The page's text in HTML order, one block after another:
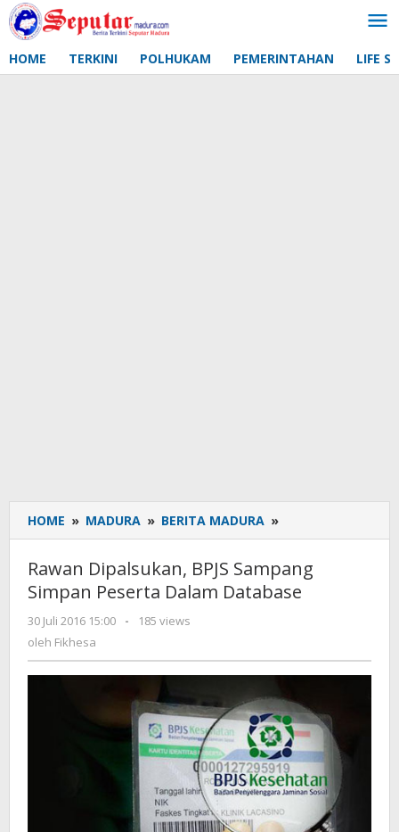
Lewati
ke
HOME TERKINI POLHUKAM PEMERINTAHAN LIFE
HOME » MADURA » BERITA MADURA »
Dipalsukan,
Sampang
Simpan
Rawan Dipalsukan, BPJS Sampang
Simpan Peserta Dalam Database
30 Juli 2016 15:00
oleh
-
185 views
oleh Fikhesa